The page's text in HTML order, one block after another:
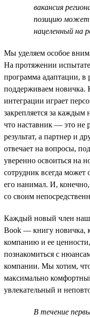
вакансия
позицию может
нацеленный на
Мы уделяем особое
На протяжении
программа адаптации, в
поддерживаем
интеграции играет
закрепляется за
что наставник — это не
результат, а партнер и
отвечает на вопросы,
уверенно освоиться на
сотрудник всегда может
его нанимал. И,
со своим
Каждый новый член
Book — книгу новичка,
компанию и ее
познакомиться с
компании. Мы хотим,
максимально
увлекательный и
В течение